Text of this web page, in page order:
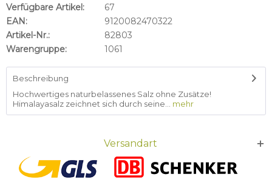
Verfügbare Artikel:
67
EAN:
9120082470322
Artikel-Nr.:
82803
Warengruppe:
1061
Beschreibung
Hochwertiges naturbelassenes Salz ohne Zusätze!
Himalayasalz zeichnet sich durch seine...
mehr
Versandart